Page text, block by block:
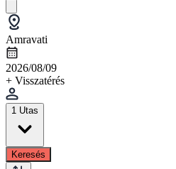
Amravati
2026/08/09
+ Visszatérés
1 Utas
Keresés